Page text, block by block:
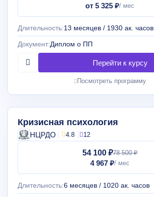
от 5 325 ₽
Длительность:13 месяцев / 1930 ак. часов
Документ:Диплом о ПП
Посмотреть программу
Кризисная психология
НЦРДО 4.8 12
54 100 ₽78 500 ₽
4 967 ₽
Длительность:6 месяцев / 1020 ак. часов